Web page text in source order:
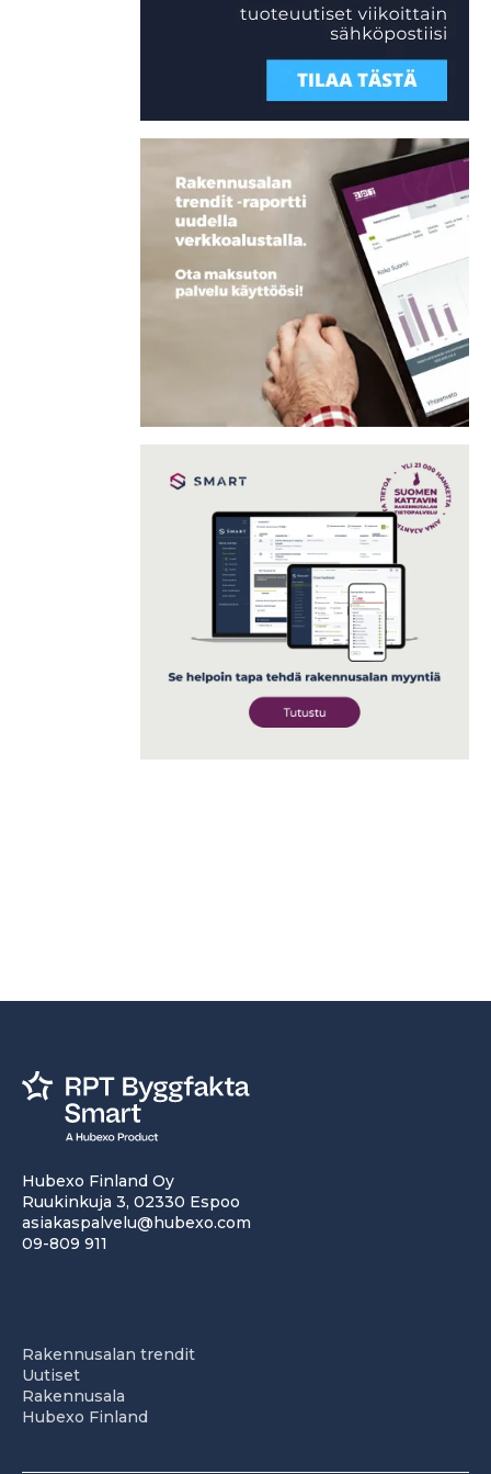
Hubexo Finland Oy
Ruukinkuja 3, 02330 Espoo
asiakaspalvelu@hubexo.com
09-809 911
Rakennusalan trendit
Uutiset
Rakennusala
Hubexo Finland